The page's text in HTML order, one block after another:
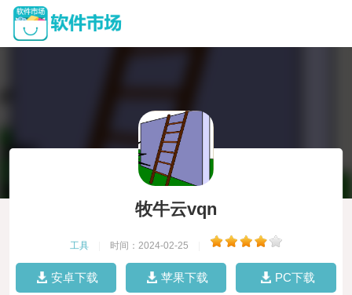
牧牛云vqn
工具 时间：2024-02-25
安卓下载 苹果下载 PC下载